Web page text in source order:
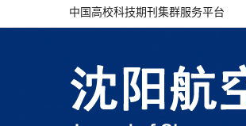
中国高校科技期刊集群服务平台